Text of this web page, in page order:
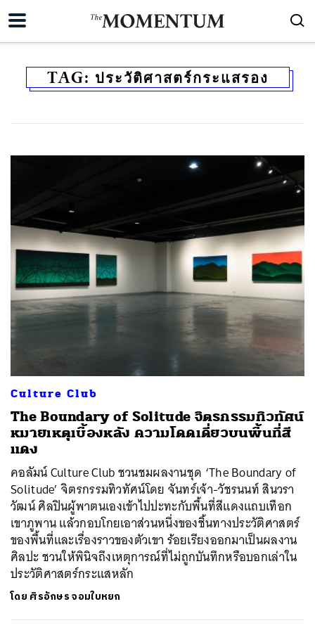
TAG: ประวัติศาสตร์กระแสรอง
Culture Club
The Boundary of Solitude จิตรกรรมทิวทัศน์
หมายเหตุเบื้องหลัง ความโดดเดี่ยวบนพื้นที่สี
แดง
คอลัมน์ Culture Club ชวนชมผลงานชุด ‘The Boundary of
Solitude’ จิตรกรรมทิวทัศน์โดย จันทร์เจ้า-วัชรนนท์ สินวรา
วัฒน์ ศิลปินผู้พาตนเองเข้าไปปะทะกับพื้นที่สีแดงแถบเทือก
เขาภูพาน แล้วกอบโกยเอาส่วนหนึ่งของชิ้นทางประวัติศาสตร์
ของพื้นที่และเรื่องราวของตัวเขา ร้อยเรียงออกมาเป็นผลงาน
ศิลปะ ชวนให้พินิจถึงเหตุการณ์ที่ไม่ถูกบันทึกหรือบอกเล่าใน
ประวัติศาสตร์กระแสหลัก
โดย ศิรอักษร จอมใบหยก
ค้นหา